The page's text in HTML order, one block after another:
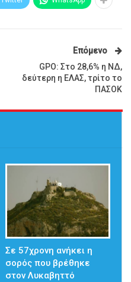
Επόμενο
GPO: Στο 28,6% η ΝΔ,
δεύτερη η ΕΛΑΣ, τρίτο το
ΠΑΣΟΚ
Σε 57χρονη ανήκει η
σορός που βρέθηκε
στον Λυκαβηττό